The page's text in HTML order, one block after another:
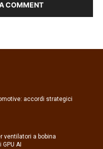
COMMENT
accordi strategici
ventilatori a bobina
AI